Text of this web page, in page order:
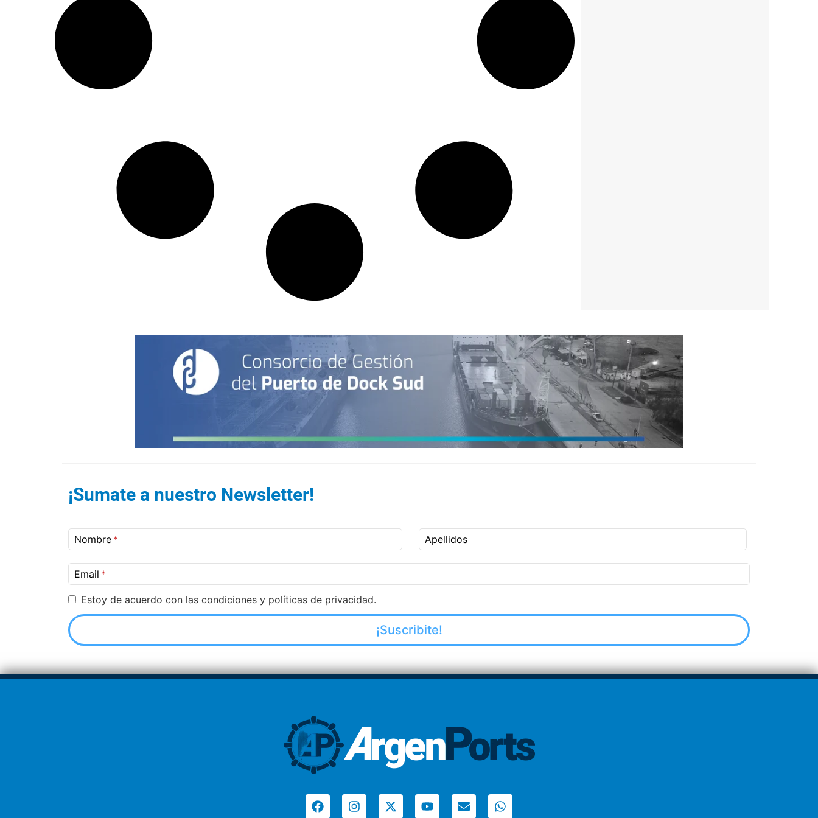
¡Sumate a nuestro Newsletter!
Nombre Apellidos
Email
Estoy de acuerdo con las condiciones y políticas de privacidad.